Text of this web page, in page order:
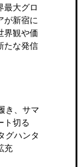
最大グロ
が新宿に
観や価
たな発信
き、サマ
ト切る
ハンタ
充